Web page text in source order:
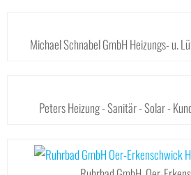
Michael Schnabel GmbH Heizungs- u.
Peters Heizung - Sanitär - Solar -